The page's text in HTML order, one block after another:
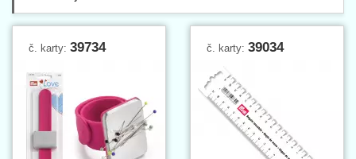
č. karty: 39734 č. karty: 39034